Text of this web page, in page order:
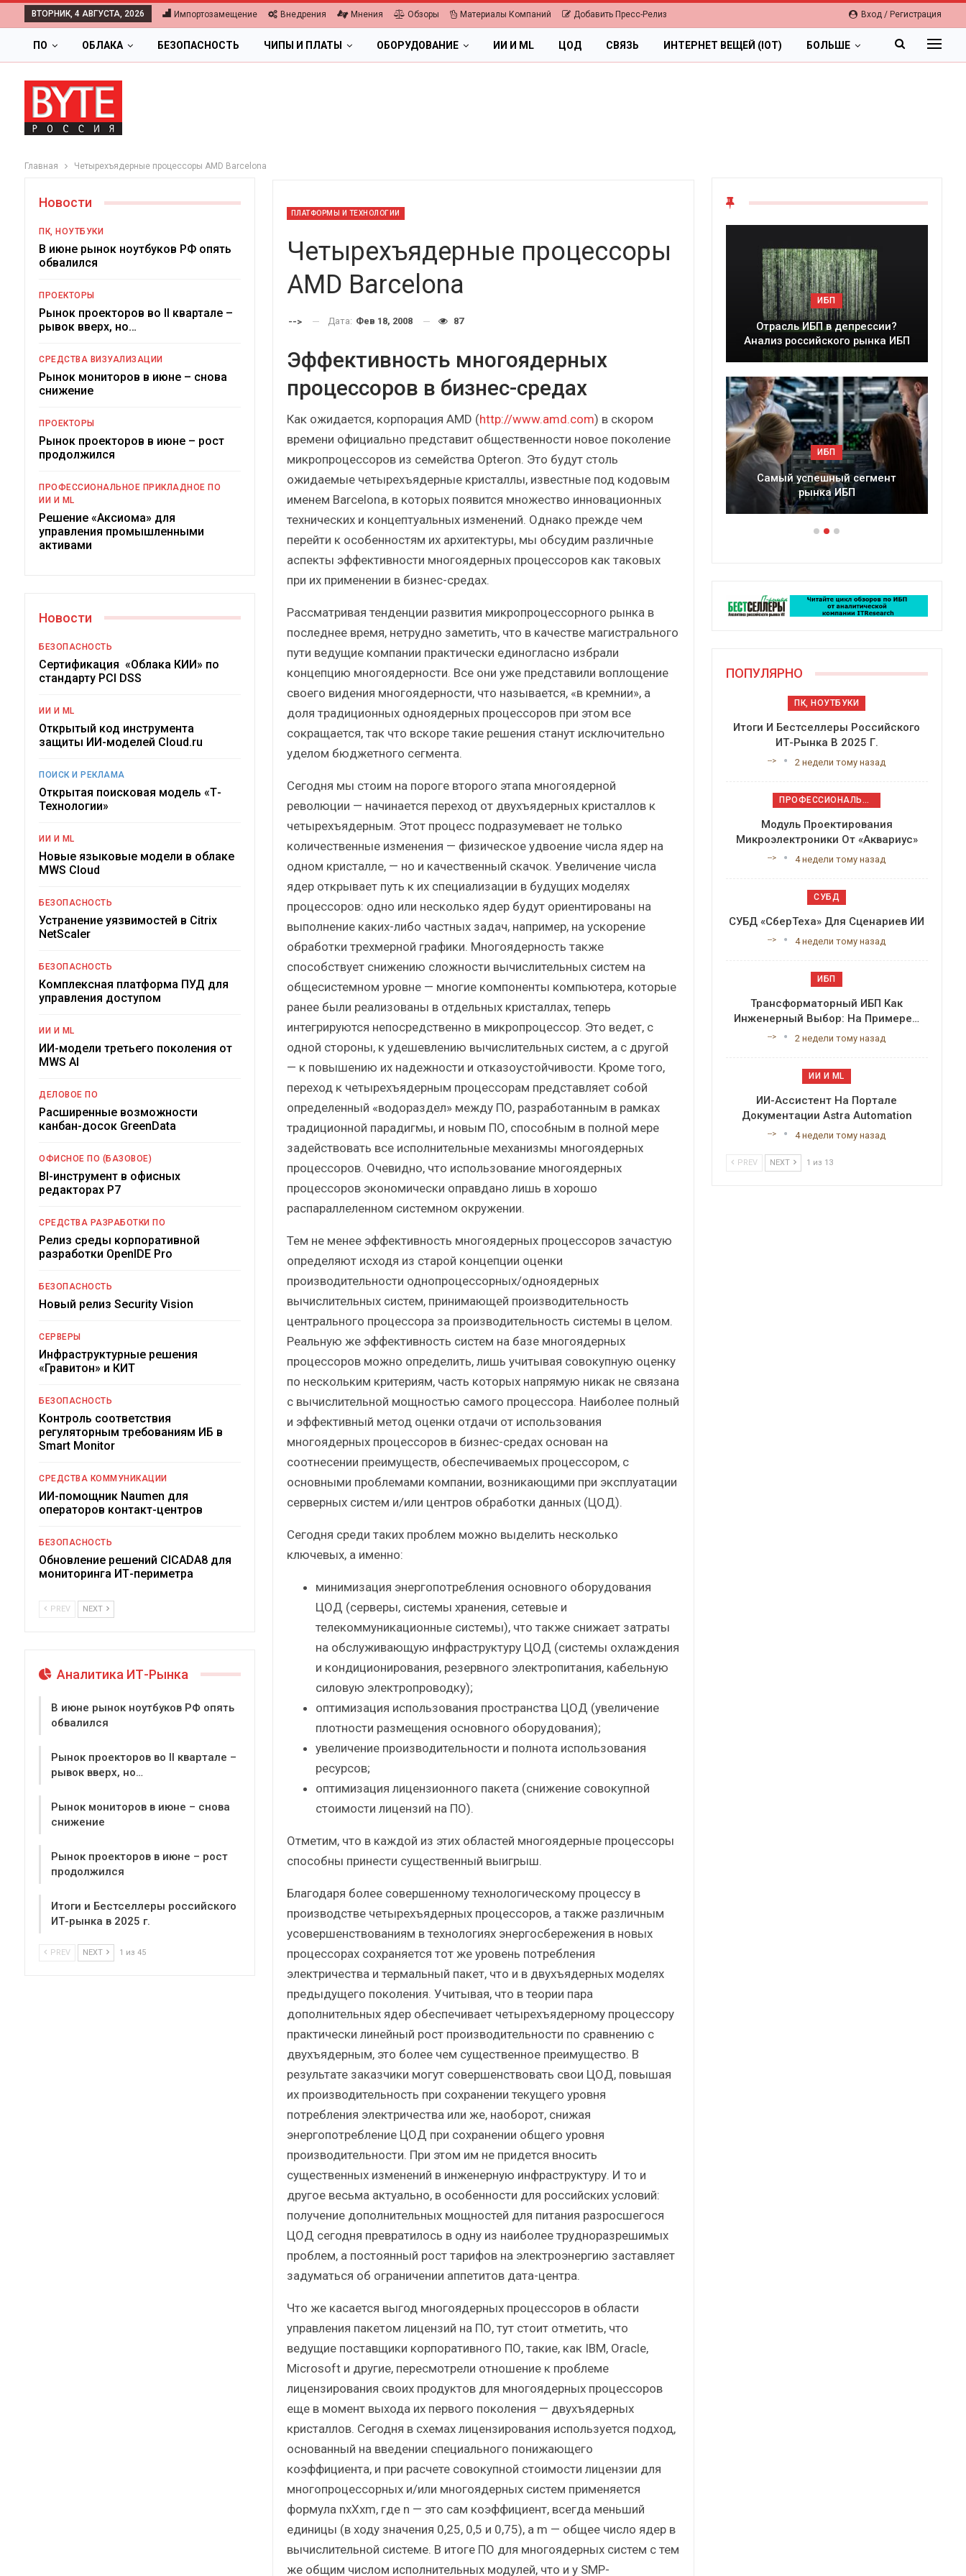
Вход / Регистрация
ВТОРНИК, 4 АВГУСТА, 2026 Импортозамещение Внедрения Мнения Обзоры Материалы Компаний Добавить Пресс-Релиз
ПО ОБЛАКА БЕЗОПАСНОСТЬ ЧИПЫ И ПЛАТЫ ОБОРУДОВАНИЕ ИИ И ML ЦОД СВЯЗЬ ИНТЕРНЕТ ВЕЩЕЙ (IOT) БОЛЬШЕ
Главная Четырехъядерные процессоры AMD Barcelona
ПЛАТФОРМЫ И ТЕХНОЛОГИИ
Четырехъядерные процессоры
AMD Barcelona
--> Дата: Фев 18, 2008 87
Эффективность многоядерных
процессоров в бизнес-средах
Как ожидается, корпорация AMD (http://www.amd.com) в скором
времени официально представит общественности новое поколение
микропроцессоров из семейства Opteron. Это будут столь
ожидаемые четырехъядерные кристаллы, известные под кодовым
именем Barcelona, в которых появится множество инновационных
технических и концептуальных изменений. Однако прежде чем
перейти к особенностям их архитектуры, мы обсудим различные
аспекты эффективности многоядерных процессоров как таковых
при их применении в бизнес-средах.
Рассматривая тенденции развития микропроцессорного рынка в
последнее время, нетрудно заметить, что в качестве магистрального
пути ведущие компании практически единогласно избрали
концепцию многоядерности. Все они уже представили воплощение
своего видения многоядерности, что называется, «в кремнии», а
доля традиционных одноядерных процессоров при этом все
сокращается, так что вскоре такие решения станут исключительно
уделом бюджетного сегмента.
Сегодня мы стоим на пороге второго этапа многоядерной
революции — начинается переход от двухъядерных кристаллов к
четырехъядерным. Этот процесс подразумевает не только
количественные изменения — физическое удвоение числа ядер на
одном кристалле, — но и качественный скачок. Увеличение числа
ядер открывает путь к их специализации в будущих моделях
процессоров: одно или несколько ядер будут ориентированы на
выполнение каких-либо частных задач, например, на ускорение
обработки трехмерной графики. Многоядерность также
способствует снижению сложности вычислительных систем на
общесистемном уровне — многие компоненты компьютера, которые
ранее были реализованы в отдельных кристаллах, теперь
интегрируются непосредственно в микропроцессор. Это ведет, с
одной стороны, к удешевлению вычислительных систем, а с другой
— к повышению их надежности и отказоустойчивости. Кроме того,
переход к четырехъядерным процессорам представляет собой
определенный «водораздел» между ПО, разработанным в рамках
традиционной парадигмы, и новым ПО, способным в полной мере
задействовать все исполнительные механизмы многоядерных
процессоров. Очевидно, что использование многоядерных
процессоров экономически оправдано лишь в хорошо
распараллеленном системном окружении.
Тем не менее эффективность многоядерных процессоров зачастую
определяют исходя из старой концепции оценки
производительности однопроцессорных/одноядерных
вычислительных систем, принимающей производительность
центрального процессора за производительность системы в целом.
Реальную же эффективность систем на базе многоядерных
процессоров можно определить, лишь учитывая совокупную оценку
по нескольким критериям, часть которых напрямую никак не связана
с вычислительной мощностью самого процессора. Наиболее полный
и эффективный метод оценки отдачи от использования
многоядерных процессоров в бизнес-средах основан на
соотнесении преимуществ, обеспечиваемых процессором, с
основными проблемами компании, возникающими при эксплуатации
серверных систем и/или центров обработки данных (ЦОД).
Сегодня среди таких проблем можно выделить несколько
ключевых, а именно:
минимизация энергопотребления основного оборудования
ЦОД (серверы, системы хранения, сетевые и
телекоммуникационные системы), что также снижает затраты
на обслуживающую инфраструктуру ЦОД (системы охлаждения
и кондиционирования, резервного электропитания, кабельную
силовую электропроводку);
оптимизация использования пространства ЦОД (увеличение
плотности размещения основного оборудования);
увеличение производительности и полнота использования
ресурсов;
оптимизация лицензионного пакета (снижение совокупной
стоимости лицензий на ПО).
Отметим, что в каждой из этих областей многоядерные процессоры
способны принести существенный выигрыш.
Благодаря более совершенному технологическому процессу в
производстве четырехъядерных процессоров, а также различным
усовершенствованиям в технологиях энергосбережения в новых
процессорах сохраняется тот же уровень потребления
электричества и термальный пакет, что и в двухъядерных моделях
предыдущего поколения. Учитывая, что в теории пара
дополнительных ядер обеспечивает четырехъядерному процессору
практически линейный рост производительности по сравнению с
двухъядерным, это более чем существенное преимущество. В
результате заказчики могут совершенствовать свои ЦОД, повышая
их производительность при сохранении текущего уровня
потребления электричества или же, наоборот, снижая
энергопотребление ЦОД при сохранении общего уровня
производительности. При этом им не придется вносить
существенных изменений в инженерную инфраструктуру. И то и
другое весьма актуально, в особенности для российских условий:
получение дополнительных мощностей для питания разросшегося
ЦОД сегодня превратилось в одну из наиболее трудноразрешимых
проблем, а постоянный рост тарифов на электроэнергию заставляет
задуматься об ограничении аппетитов дата-центра.
Что же касается выгод многоядерных процессоров в области
управления пакетом лицензий на ПО, тут стоит отметить, что
ведущие поставщики корпоративного ПО, такие, как IBM, Oracle,
Microsoft и другие, пересмотрели отношение к проблеме
лицензирования своих продуктов для многоядерных процессоров
еще в момент выхода их первого поколения — двухъядерных
кристаллов. Сегодня в схемах лицензирования используется подход,
основанный на введении специального понижающего
коэффициента, и при расчете совокупной стоимости лицензии для
многопроцессорных и/или многоядерных систем применяется
формула nхXхm, где n — это сам коэффициент, всегда меньший
единицы (в ходу значения 0,25, 0,5 и 0,75), а m — общее число ядер в
вычислительной системе. В итоге ПО для многоядерных систем с тем
же общим числом исполнительных модулей, что и у SMP-
Новости
ПК, НОУТБУКИ
В июне рынок ноутбуков РФ опять
обвалился
ПРОЕКТОРЫ
Рынок проекторов во II квартале –
рывок вверх, но…
СРЕДСТВА ВИЗУАЛИЗАЦИИ
Рынок мониторов в июне – снова
снижение
ПРОЕКТОРЫ
Рынок проекторов в июне – рост
продолжился
ПРОФЕССИОНАЛЬНОЕ ПРИКЛАДНОЕ ПО
ИИ И ML
Решение «Аксиома» для
управления промышленными
активами
Новости
БЕЗОПАСНОСТЬ
Сертификация «Облака КИИ» по
стандарту PCI DSS
ИИ И ML
Открытый код инструмента
защиты ИИ-моделей Cloud.ru
ПОИСК И РЕКЛАМА
Открытая поисковая модель «Т-
Технологии»
ИИ И ML
Новые языковые модели в облаке
MWS Cloud
БЕЗОПАСНОСТЬ
Устранение уязвимостей в Citrix
NetScaler
БЕЗОПАСНОСТЬ
Комплексная платформа ПУД для
управления доступом
ИИ И ML
ИИ-модели третьего поколения от
MWS AI
ДЕЛОВОЕ ПО
Расширенные возможности
канбан-досок GreenData
ОФИСНОЕ ПО (БАЗОВОЕ)
BI-инструмент в офисных
редакторах Р7
СРЕДСТВА РАЗРАБОТКИ ПО
Релиз среды корпоративной
разработки OpenIDE Pro
БЕЗОПАСНОСТЬ
Новый релиз Security Vision
СЕРВЕРЫ
Инфраструктурные решения
«Гравитон» и КИТ
БЕЗОПАСНОСТЬ
Контроль соответствия
регуляторным требованиям ИБ в
Smart Monitor
СРЕДСТВА КОММУНИКАЦИИ
ИИ-помощник Naumen для
операторов контакт-центров
БЕЗОПАСНОСТЬ
Обновление решений CICADA8 для
мониторинга ИТ-периметра
PREV NEXT
Аналитика ИТ-Рынка
В июне рынок ноутбуков РФ опять
обвалился
Рынок проекторов во II квартале –
рывок вверх, но…
Рынок мониторов в июне – снова
снижение
Рынок проекторов в июне – рост
продолжился
Итоги и Бестселлеры российского
ИТ-рынка в 2025 г.
PREV NEXT 1 из 45
Цифровая экономика 2026.
Краткий статистический
российский рынок ИБП?
Итоги и Бестселлеры
Отрасль ИБП в депрессии?
Часть II.
Самый успешный сегмент
ОБЛАКА
Цифровая экономика 2026.
Краткий статистический
сборник от…
ИБП
Подкосят ли глобальные угрозы
российский рынок ИБП?
ПОПУЛЯРНО
ПК, НОУТБУКИ
Итоги И Бестселлеры Российского
ИТ-Рынка В 2025 Г.
--> 2 недели тому назад
ПРОФЕССИОНАЛЬНОЕ ПРИКЛАДНОЕ ПО
Модуль Проектирования
Микроэлектроники От «Аквариус»
--> 4 недели тому назад
СУБД
СУБД «СберТеха» Для Сценариев ИИ
--> 4 недели тому назад
ИБП
Трансформаторный ИБП Как
Инженерный Выбор: На Примере…
--> 2 недели тому назад
ИИ И ML
ИИ-Ассистент На Портале
Документации Astra Automation
--> 4 недели тому назад
PREV NEXT 1 из 13